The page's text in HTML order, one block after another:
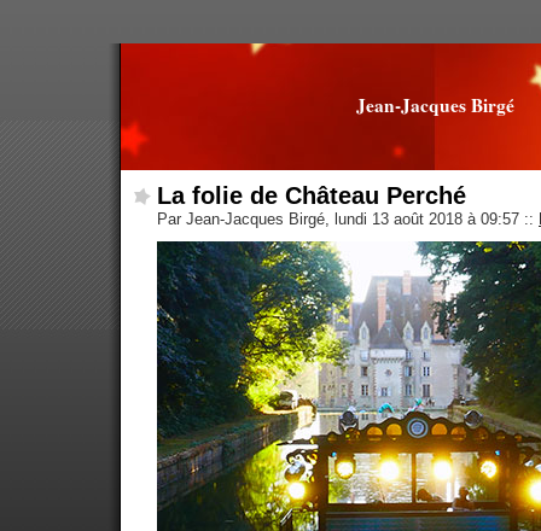
Jean-Jacques Birgé
La folie de Château Perché
Par Jean-Jacques Birgé, lundi 13 août 2018 à 09:57 ::